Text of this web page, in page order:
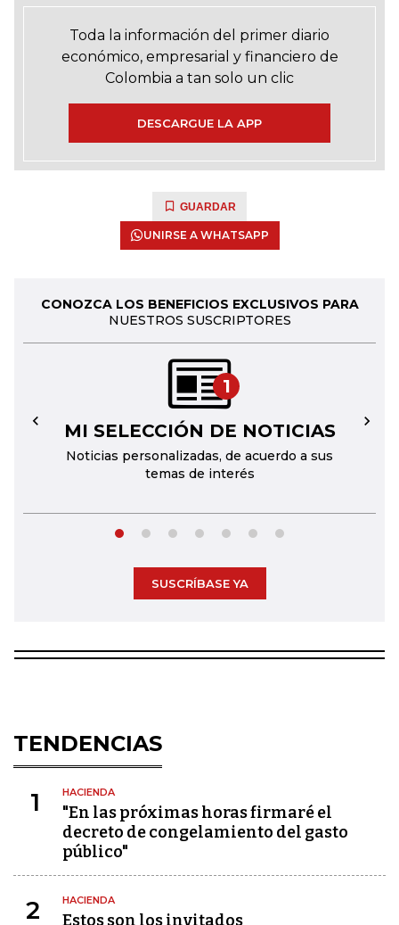
Toda la información del primer diario
económico, empresarial y financiero de
Colombia a tan solo un clic
DESCARGUE LA APP
GUARDAR
UNIRSE A WHATSAPP
CONOZCA LOS BENEFICIOS EXCLUSIVOS PARA
NUESTROS SUSCRIPTORES
1
MI SELECCIÓN DE NOTICIAS
Noticias personalizadas, de acuerdo a sus
temas de interés
← →
SUSCRÍBASE YA
TENDENCIAS
1 HACIENDA
"En las próximas horas firmaré el
decreto de congelamiento del gasto
público"
2 HACIENDA
Estos son los invitados